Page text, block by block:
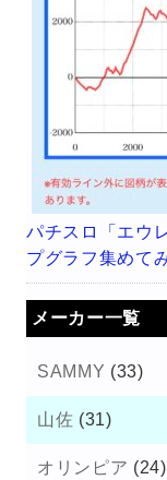
パチスロ「エウ
プグラフ集めて
メーカー一覧
SAMMY (33)
山佐 (31)
オリンピア (24)